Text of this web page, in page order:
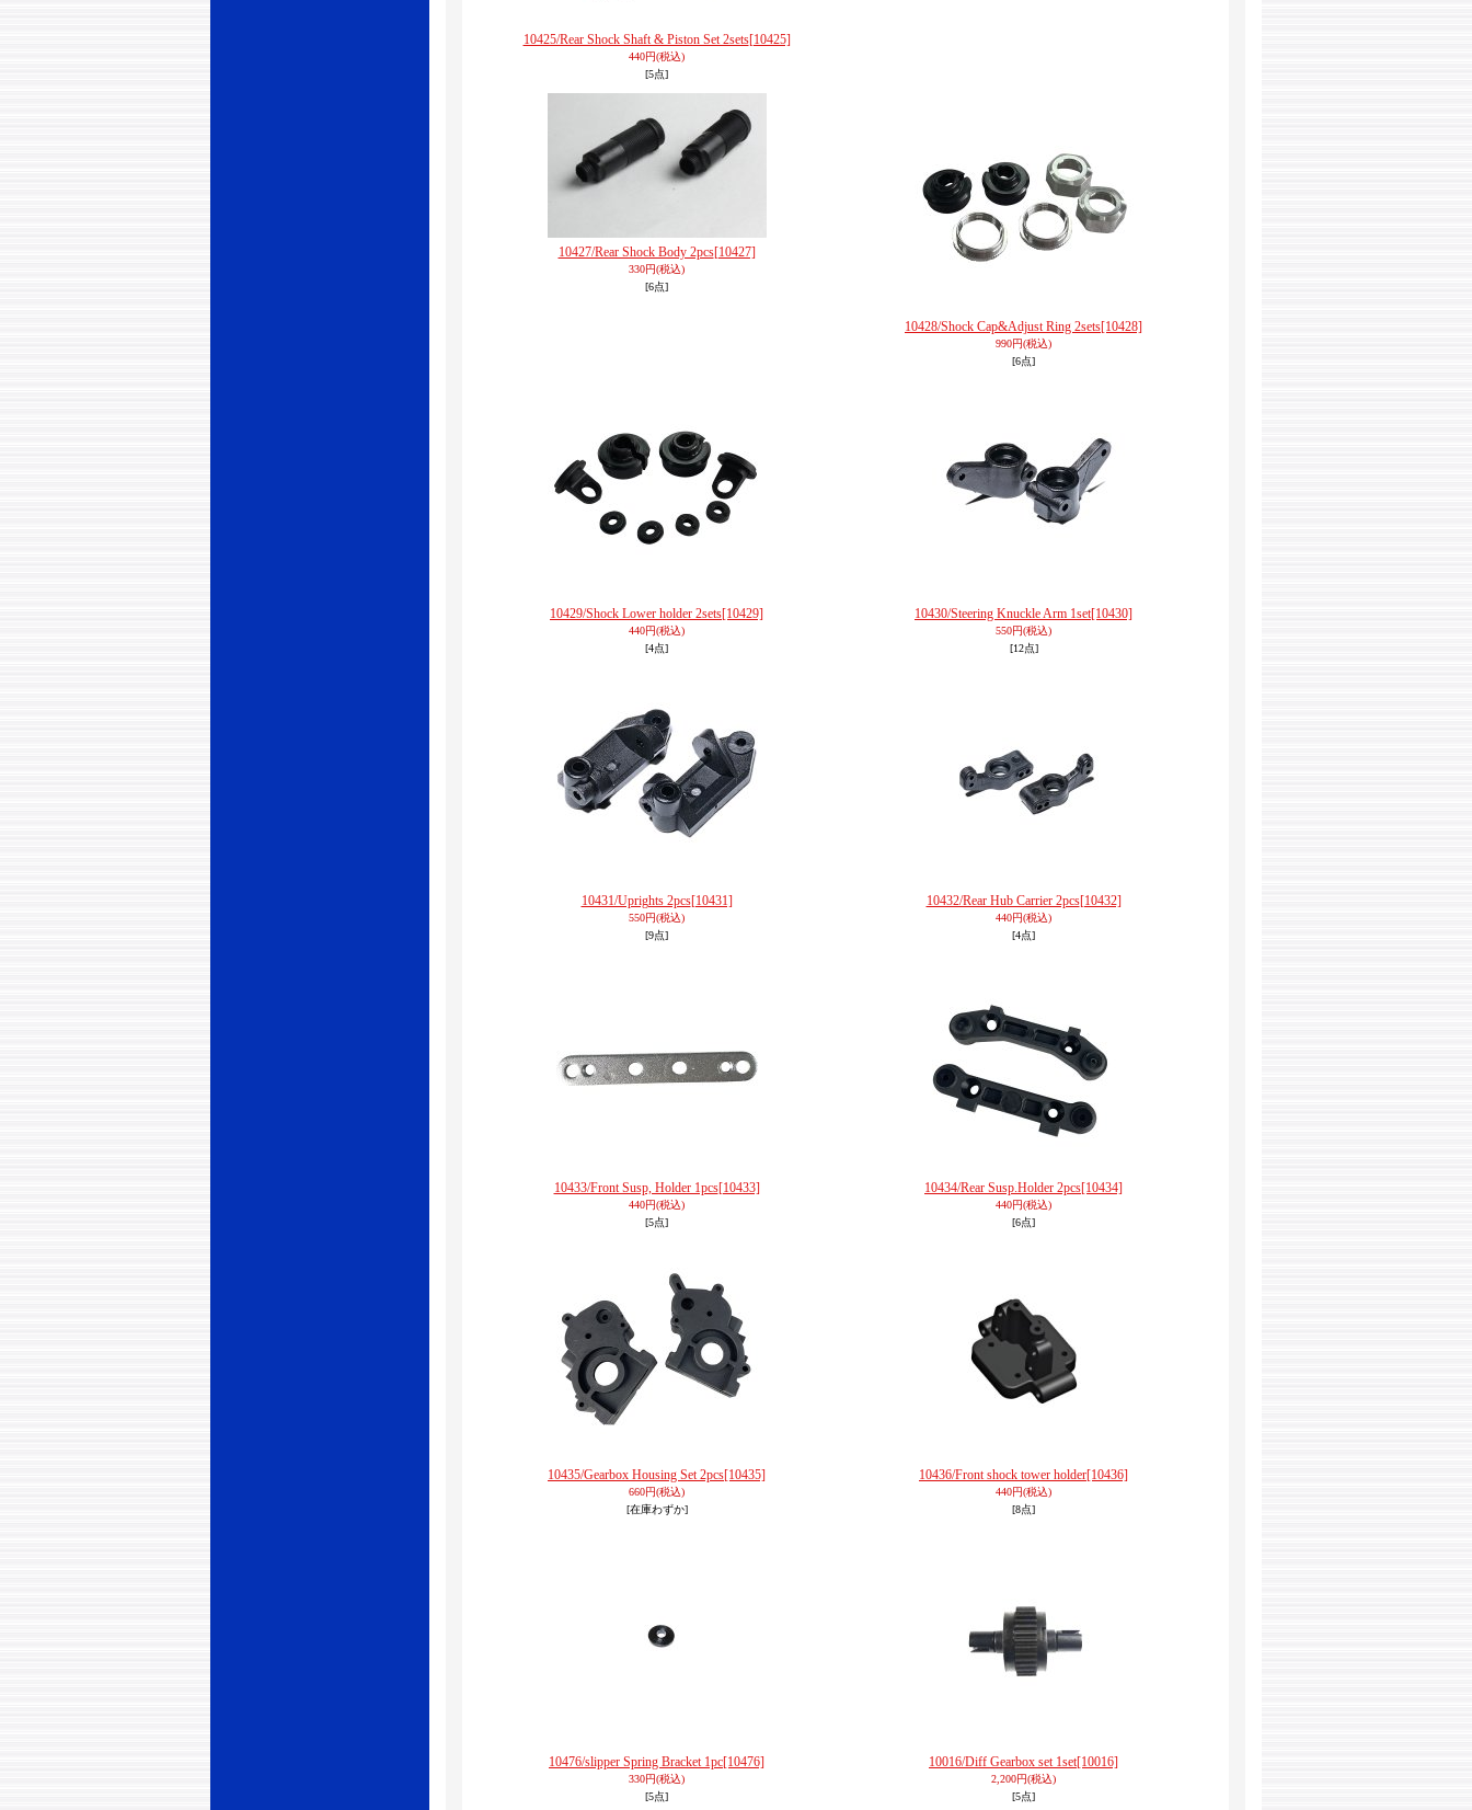
10425/Rear Shock Shaft & Piston Set 2sets[10425]
440円(税込)
[5点]
10427/Rear Shock Body 2pcs[10427]
330円(税込)
[6点]
10428/Shock Cap&Adjust Ring 2sets[10428]
990円(税込)
[6点]
10429/Shock Lower holder 2sets[10429]
440円(税込)
[4点]
10430/Steering Knuckle Arm 1set[10430]
550円(税込)
[12点]
10431/Uprights 2pcs[10431]
550円(税込)
[9点]
10432/Rear Hub Carrier 2pcs[10432]
440円(税込)
[4点]
10433/Front Susp, Holder 1pcs[10433]
440円(税込)
[5点]
10434/Rear Susp.Holder 2pcs[10434]
440円(税込)
[6点]
10435/Gearbox Housing Set 2pcs[10435]
660円(税込)
[在庫わずか]
10436/Front shock tower holder[10436]
440円(税込)
[8点]
10476/slipper Spring Bracket 1pc[10476]
330円(税込)
[5点]
10016/Diff Gearbox set 1set[10016]
2,200円(税込)
[5点]